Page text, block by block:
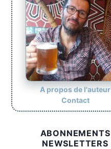
A propos de l'auteur
Contact
ABONNEMENTS
NEWSLETTERS